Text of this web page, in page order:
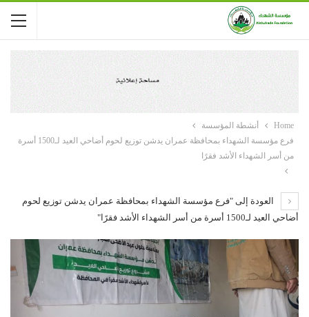
Home
أنشطة المؤسسة
فرع مؤسسة الشهداء بمحافظة عمران يدشن توزيع لحوم أضاحي العيد لـ1500 أسرة
من أسر الشهداء الأشد فقرًا
العودة إلى "فرع مؤسسة الشهداء بمحافظة عمران يدشن توزيع لحوم
أضاحي العيد لـ1500 أسرة من أسر الشهداء الأشد فقرًا"